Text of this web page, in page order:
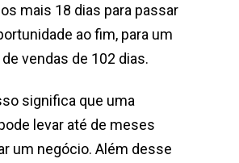
mais 18 dias para passar
ao fim, para um
vendas de 102 dias.
significa que uma
levar até de meses
um negócio. Além desse